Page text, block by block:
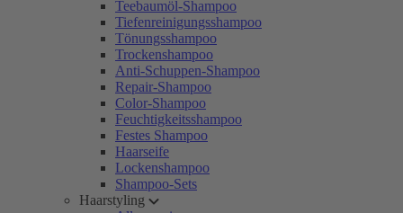
Teebaumöl-Shampoo
Tiefenreinigungsshampoo
Tönungsshampoo
Trockenshampoo
Anti-Schuppen-Shampoo
Repair-Shampoo
Color-Shampoo
Feuchtigkeitsshampoo
Festes Shampoo
Haarseife
Lockenshampoo
Shampoo-Sets
Haarstyling